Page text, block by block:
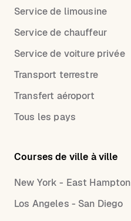
Service de limousine
Service de chauffeur
Service de voiture privée
Transport terrestre
Transfert aéroport
Tous les pays
Courses de ville à ville
New York - East Hampton
Los Angeles - San Diego